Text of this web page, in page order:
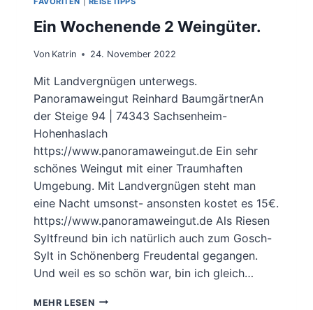
Ein Wochenende 2 Weingüter.
Von Katrin 24. November 2022
Mit Landvergnügen unterwegs.
Panoramaweingut Reinhard BaumgärtnerAn
der Steige 94 | 74343 Sachsenheim-
Hohenhaslach
https://www.panoramaweingut.de Ein sehr
schönes Weingut mit einer Traumhaften
Umgebung. Mit Landvergnügen steht man
eine Nacht umsonst- ansonsten kostet es 15€.
https://www.panoramaweingut.de Als Riesen
Syltfreund bin ich natürlich auch zum Gosch-
Sylt in Schönenberg Freudental gegangen.
Und weil es so schön war, bin ich gleich…
MEHR LESENEIN